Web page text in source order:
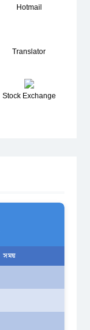
Hotmail
Translator
Stock Exchange
সময়